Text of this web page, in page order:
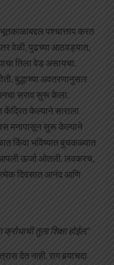
पश्चात्ताप करत
इतर वेळी, पुढच्या आठवड्यात,
तिला वेड असायचा.
बुद्धाच्या अवतरणानुसार
सराव सुरू केला.
केंद्रित केल्याने साराला
मनापासून सुरू केल्याने
किंवा भविष्यात बुचकळ्यात
आपली ऊर्जा ओतली. लवकरच,
दिवसात आनंद आणि
क्रोधाची तुला शिक्षा होईल.”
देत नाही. राग बर्‍याचदा